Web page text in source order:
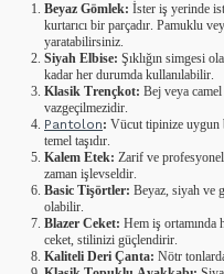
Beyaz Gömlek: İster iş yerinde
kurtarıcı bir parçadır. Pamuklu
yaratabilirsiniz.
Siyah Elbise: Şıklığın simgesi
kadar her durumda kullanılabilir.
Klasik Trençkot: Bej veya
vazgeçilmezidir.
Pantolon: Vücut tipinize uygun
temel taşıdır.
Kalem Etek: Zarif ve
zaman işlevseldir.
Basic Tişörtler: Beyaz, siyah ve
olabilir.
Blazer Ceket: Hem iş ortamında
ceket, stilinizi güçlendirir.
Kaliteli Deri Çanta: Nötr